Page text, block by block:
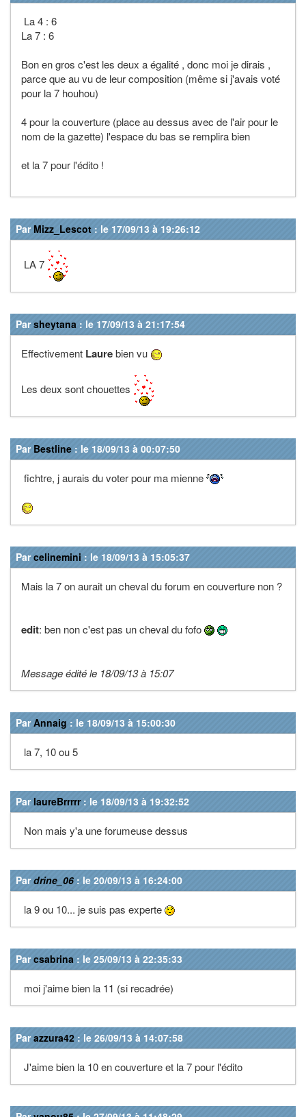
La 4 : 6
La 7 : 6
Bon en gros c'est les deux a égalité , donc moi je dirais ,
parce que au vu de leur composition (même si j'avais voté
pour la 7 houhou)
4 pour la couverture (place au dessus avec de l'air pour le
nom de la gazette) l'espace du bas se remplira bien
et la 7 pour l'édito !
Par Mizz_Lescot : le 17/09/13 à 19:26:12
LA 7
Parsheytana : le 17/09/13 à 21:17:54
Effectivement Laurebien vu
Les deux sont chouettes
Par Bestline : le 18/09/13 à 00:07:50
fichtre, j aurais du voter pour ma mienne
Parcelinemini : le 18/09/13 à 15:05:37
Mais la 7 on aurait un cheval du forum en couverture non ?
edit: ben non c'est pas un cheval du fofo
Message édité le 18/09/13 à 15:07
ParAnnaig : le 18/09/13 à 15:00:30
la 7, 10 ou 5
Par laureBrrrrr: le 18/09/13 à 19:32:52
Non mais y'a une forumeuse dessus
Pardrine_06 : le 20/09/13 à 16:24:00
la 9 ou 10... je suis pas experte
Parcsabrina : le 25/09/13 à 22:35:33
moi j'aime bien la 11 (si recadrée)
Parazzura42 : le 26/09/13 à 14:07:58
J'aime bien la 10 en couverture et la 7 pour l'édito